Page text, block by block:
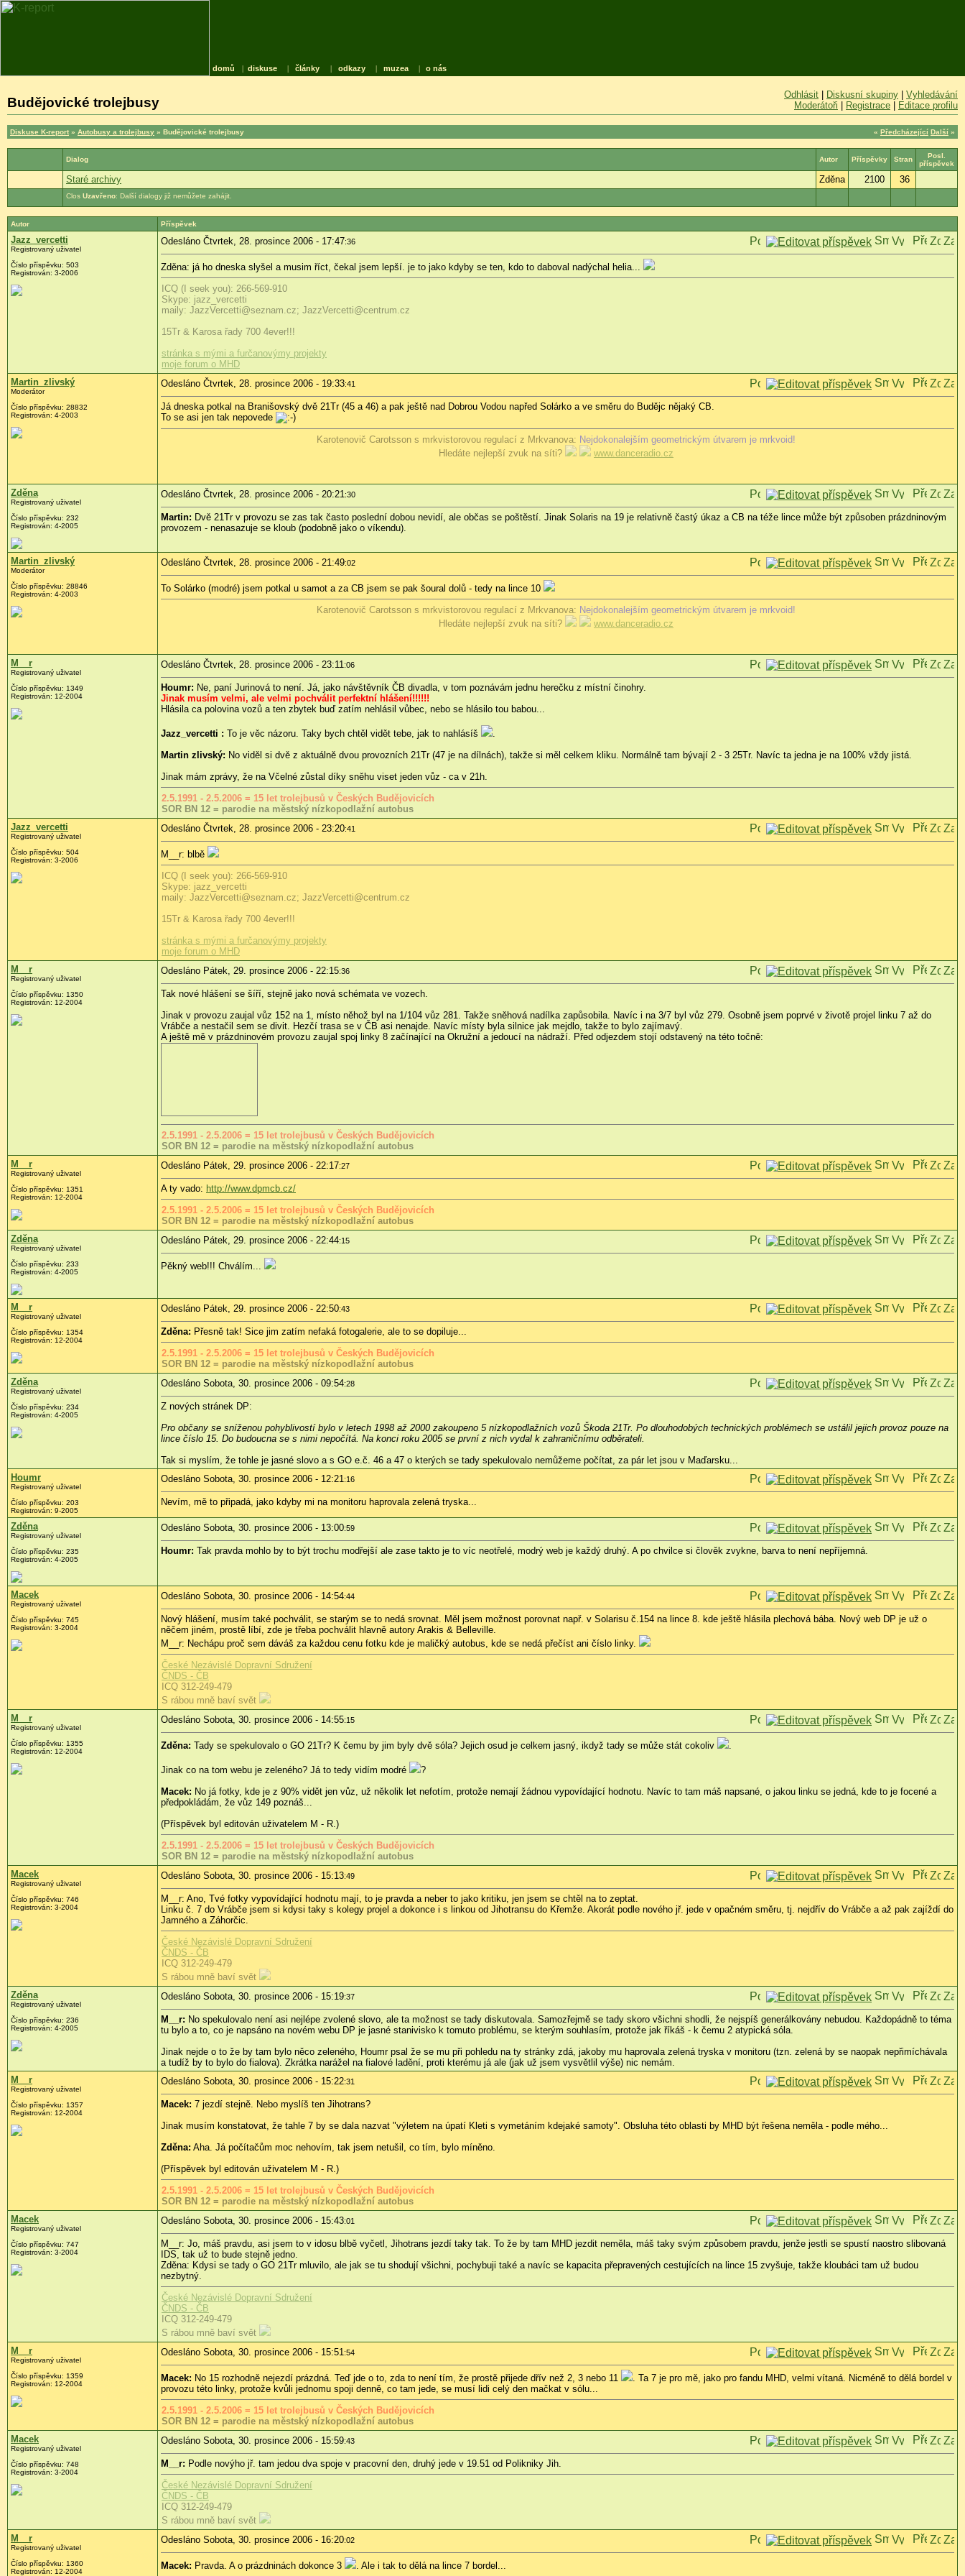
domů | diskuse | články | odkazy | muzea | o nás
Budějovické trolejbusy
Odhlásit Diskusní skupiny
Vyhledávání
Moderátoři
Registrace Editace profilu
Diskuse K-report » Autobusy a trolejbusy » Budějovické trolejbusy « Předcházející Další »
Dialog Autor Příspěvky Stran
Posl.
příspěvek
Staré archivy Zděna 2100 36
Uzavřeno: Další dialogy již nemůžete zahájit.
Autor Příspěvek
Jazz_vercetti
Registrovaný uživatel
Číslo příspěvku: 503
Registrován: 3-2006
Odesláno Čtvrtek, 28. prosince 2006 - 17:47:36
Zděna: já ho dneska slyšel a musim říct, čekal jsem lepší. je to jako kdyby se ten, kdo to daboval nadýchal helia...
ICQ (I seek you): 266-569-910
Skype: jazz_vercetti
maily: JazzVercetti@seznam.cz; JazzVercetti@centrum.cz
15Tr & Karosa řady 700 4ever!!!
stránka s mými a furčanovýmy projekty
moje forum o MHD
Martin_zlivský
Moderátor
Číslo příspěvku: 28832
Registrován: 4-2003
Odesláno Čtvrtek, 28. prosince 2006 - 19:33:41
Já dneska potkal na Branišovský dvě 21Tr (45 a 46) a pak ještě nad Dobrou Vodou napřed Solárko a ve směru do Budějc nějaký CB.
To se asi jen tak nepovede
Karotenovič Carotsson s mrkvistorovou regulací z Mrkvanova: Nejdokonalejším geometrickým útvarem je mrkvoid!
Hledáte nejlepší zvuk na síti?
www.danceradio.cz
Zděna
Registrovaný uživatel
Číslo příspěvku: 232
Registrován: 4-2005
Odesláno Čtvrtek, 28. prosince 2006 - 20:21:30
Martin: Dvě 21Tr v provozu se zas tak často poslední dobou nevidí, ale občas se poštěstí. Jinak Solaris na 19 je relativně častý úkaz a CB na téže lince může být způsoben prázdninovým
provozem - nenasazuje se kloub (podobně jako o víkendu).
Martin_zlivský
Moderátor
Číslo příspěvku: 28846
Registrován: 4-2003
Odesláno Čtvrtek, 28. prosince 2006 - 21:49:02
To Solárko (modré) jsem potkal u samot a za CB jsem se pak šoural dolů - tedy na lince 10
Karotenovič Carotsson s mrkvistorovou regulací z Mrkvanova: Nejdokonalejším geometrickým útvarem je mrkvoid!
Hledáte nejlepší zvuk na síti?
www.danceradio.cz
M__r
Registrovaný uživatel
Číslo příspěvku: 1349
Registrován: 12-2004
Odesláno Čtvrtek, 28. prosince 2006 - 23:11:06
Houmr: Ne, paní Jurinová to není. Já, jako návštěvník ČB divadla, v tom poznávám jednu herečku z místní činohry.
Jinak musím velmi, ale velmi pochválit perfektní hlášení!!!!!!
Hlásila ca polovina vozů a ten zbytek buď zatím nehlásil vůbec, nebo se hlásilo tou babou...
Jazz_vercetti : To je věc názoru. Taky bych chtěl vidět tebe, jak to nahlásíš
.
Martin zlivský: No viděl si dvě z aktuálně dvou provozních 21Tr (47 je na dílnách), takže si měl celkem kliku. Normálně tam bývají 2 - 3 25Tr. Navíc ta jedna je na 100% vždy jistá.
Jinak mám zprávy, že na Včelné zůstal díky sněhu viset jeden vůz - ca v 21h.
2.5.1991 - 2.5.2006 = 15 let trolejbusů v Českých Budějovicích
SOR BN 12 = parodie na městský nízkopodlažní autobus
Jazz_vercetti
Registrovaný uživatel
Číslo příspěvku: 504
Registrován: 3-2006
Odesláno Čtvrtek, 28. prosince 2006 - 23:20:41
M__r: blbě
ICQ (I seek you): 266-569-910
Skype: jazz_vercetti
maily: JazzVercetti@seznam.cz; JazzVercetti@centrum.cz
15Tr & Karosa řady 700 4ever!!!
stránka s mými a furčanovýmy projekty
moje forum o MHD
M__r
Registrovaný uživatel
Číslo příspěvku: 1350
Registrován: 12-2004
Odesláno Pátek, 29. prosince 2006 - 22:15:36
Tak nové hlášení se šíří, stejně jako nová schémata ve vozech.
Jinak v provozu zaujal vůz 152 na 1, místo něhož byl na 1/104 vůz 281. Takže sněhová nadílka zapůsobila. Navíc i na 3/7 byl vůz 279. Osobně jsem poprvé v životě projel linku 7 až do
Vrábče a nestačil sem se divit. Hezčí trasa se v ČB asi nenajde. Navíc místy byla silnice jak mejdlo, takže to bylo zajímavý.
A ještě mě v prázdninovém provozu zaujal spoj linky 8 začínající na Okružní a jedoucí na nádraží. Před odjezdem stojí odstavený na této točně:
2.5.1991 - 2.5.2006 = 15 let trolejbusů v Českých Budějovicích
SOR BN 12 = parodie na městský nízkopodlažní autobus
M__r
Registrovaný uživatel
Číslo příspěvku: 1351
Registrován: 12-2004
Odesláno Pátek, 29. prosince 2006 - 22:17:27
A ty vado: http://www.dpmcb.cz/
2.5.1991 - 2.5.2006 = 15 let trolejbusů v Českých Budějovicích
SOR BN 12 = parodie na městský nízkopodlažní autobus
Zděna
Registrovaný uživatel
Číslo příspěvku: 233
Registrován: 4-2005
Odesláno Pátek, 29. prosince 2006 - 22:44:15
Pěkný web!!! Chválím...
M__r
Registrovaný uživatel
Číslo příspěvku: 1354
Registrován: 12-2004
Odesláno Pátek, 29. prosince 2006 - 22:50:43
Zděna: Přesně tak! Sice jim zatím nefaká fotogalerie, ale to se dopiluje...
2.5.1991 - 2.5.2006 = 15 let trolejbusů v Českých Budějovicích
SOR BN 12 = parodie na městský nízkopodlažní autobus
Zděna
Registrovaný uživatel
Číslo příspěvku: 234
Registrován: 4-2005
Odesláno Sobota, 30. prosince 2006 - 09:54:28
Z nových stránek DP:
Pro občany se sníženou pohyblivostí bylo v letech 1998 až 2000 zakoupeno 5 nízkopodlažních vozů Škoda 21Tr. Po dlouhodobých technických problémech se ustálil jejich provoz pouze na
lince číslo 15. Do budoucna se s nimi nepočítá. Na konci roku 2005 se první z nich vydal k zahraničnímu odběrateli.
Tak si myslím, že tohle je jasné slovo a s GO e.č. 46 a 47 o kterých se tady spekulovalo nemůžeme počítat, za pár let jsou v Maďarsku...
Houmr
Registrovaný uživatel
Číslo příspěvku: 203
Registrován: 9-2005
Odesláno Sobota, 30. prosince 2006 - 12:21:16
Nevím, mě to připadá, jako kdyby mi na monitoru haprovala zelená tryska...
Zděna
Registrovaný uživatel
Číslo příspěvku: 235
Registrován: 4-2005
Odesláno Sobota, 30. prosince 2006 - 13:00:59
Houmr: Tak pravda mohlo by to být trochu modřejší ale zase takto je to víc neotřelé, modrý web je každý druhý. A po chvilce si člověk zvykne, barva to není nepříjemná.
Macek
Registrovaný uživatel
Číslo příspěvku: 745
Registrován: 3-2004
Odesláno Sobota, 30. prosince 2006 - 14:54:44
Nový hlášení, musím také pochválit, se starým se to nedá srovnat. Měl jsem možnost porovnat např. v Solarisu č.154 na lince 8. kde ještě hlásila plechová bába. Nový web DP je už o
něčem jiném, prostě líbí, zde je třeba pochválit hlavně autory Arakis & Belleville.
M__r: Nechápu proč sem dáváš za každou cenu fotku kde je maličký autobus, kde se nedá přečíst ani číslo linky.
České Nezávislé Dopravní Sdružení
ČNDS - ČB
ICQ 312-249-479
S rábou mně baví svět
M__r
Registrovaný uživatel
Číslo příspěvku: 1355
Registrován: 12-2004
Odesláno Sobota, 30. prosince 2006 - 14:55:15
Zděna: Tady se spekulovalo o GO 21Tr? K čemu by jim byly dvě sóla? Jejich osud je celkem jasný, ikdyž tady se může stát cokoliv .
Jinak co na tom webu je zeleného? Já to tedy vidím modré
?
Macek: No já fotky, kde je z 90% vidět jen vůz, už několik let nefotím, protože nemají žádnou vypovídající hodnotu. Navíc to tam máš napsané, o jakou linku se jedná, kde to je focené a
předpokládám, že vůz 149 poznáš...
(Příspěvek byl editován uživatelem M - R.)
2.5.1991 - 2.5.2006 = 15 let trolejbusů v Českých Budějovicích
SOR BN 12 = parodie na městský nízkopodlažní autobus
Macek
Registrovaný uživatel
Číslo příspěvku: 746
Registrován: 3-2004
Odesláno Sobota, 30. prosince 2006 - 15:13:49
M__r: Ano, Tvé fotky vypovídající hodnotu mají, to je pravda a neber to jako kritiku, jen jsem se chtěl na to zeptat.
Linku č. 7 do Vrábče jsem si kdysi taky s kolegy projel a dokonce i s linkou od Jihotransu do Křemže. Akorát podle nového jř. jede v opačném směru, tj. nejdřív do Vrábče a až pak zajíždí do
Jamného a Záhorčic.
České Nezávislé Dopravní Sdružení
ČNDS - ČB
ICQ 312-249-479
S rábou mně baví svět
Zděna
Registrovaný uživatel
Číslo příspěvku: 236
Registrován: 4-2005
Odesláno Sobota, 30. prosince 2006 - 15:19:37
M__r: No spekulovalo není asi nejlépe zvolené slovo, ale ta možnost se tady diskutovala. Samozřejmě se tady skoro všichni shodli, že nejspíš generálkovány nebudou. Každopádně to téma
tu bylo a to, co je napsáno na novém webu DP je jasné stanivisko k tomuto problému, se kterým souhlasím, protože jak říkáš - k čemu 2 atypická sóla.
Jinak nejde o to že by tam bylo něco zeleného, Houmr psal že se mu při pohledu na ty stránky zdá, jakoby mu haprovala zelená tryska v monitoru (tzn. zelená by se naopak nepřimíchávala
a tudíž by to bylo do fialova). Zkrátka narážel na fialové ladění, proti kterému já ale (jak už jsem vysvětlil výše) nic nemám.
M__r
Registrovaný uživatel
Číslo příspěvku: 1357
Registrován: 12-2004
Odesláno Sobota, 30. prosince 2006 - 15:22:31
Macek: 7 jezdí stejně. Nebo myslíš ten Jihotrans?
Jinak musím konstatovat, že tahle 7 by se dala nazvat "výletem na úpatí Kleti s vymetáním kdejaké samoty". Obsluha této oblasti by MHD být řešena neměla - podle mého...
Zděna: Aha. Já počítačům moc nehovím, tak jsem netušil, co tím, bylo míněno.
(Příspěvek byl editován uživatelem M - R.)
2.5.1991 - 2.5.2006 = 15 let trolejbusů v Českých Budějovicích
SOR BN 12 = parodie na městský nízkopodlažní autobus
Macek
Registrovaný uživatel
Číslo příspěvku: 747
Registrován: 3-2004
Odesláno Sobota, 30. prosince 2006 - 15:43:01
M__r: Jo, máš pravdu, asi jsem to v idosu blbě vyčetl, Jihotrans jezdí taky tak. To že by tam MHD jezdit neměla, máš taky svým způsobem pravdu, jenže jestli se spustí naostro slibovaná
IDS, tak už to bude stejně jedno.
Zděna: Kdysi se tady o GO 21Tr mluvilo, ale jak se tu shodují všichni, pochybuji také a navíc se kapacita přepravených cestujících na lince 15 zvyšuje, takže kloubáci tam už budou
nezbytný.
České Nezávislé Dopravní Sdružení
ČNDS - ČB
ICQ 312-249-479
S rábou mně baví svět
M__r
Registrovaný uživatel
Číslo příspěvku: 1359
Registrován: 12-2004
Odesláno Sobota, 30. prosince 2006 - 15:51:54
Macek: No 15 rozhodně nejezdí prázdná. Teď jde o to, zda to není tím, že prostě přijede dřív než 2, 3 nebo 11
. Ta 7 je pro mě, jako pro fandu MHD, velmi vítaná. Nicméně to dělá bordel v
provozu této linky, protože kvůli jednomu spoji denně, co tam jede, se musí lidi celý den mačkat v sólu...
2.5.1991 - 2.5.2006 = 15 let trolejbusů v Českých Budějovicích
SOR BN 12 = parodie na městský nízkopodlažní autobus
Macek
Registrovaný uživatel
Číslo příspěvku: 748
Registrován: 3-2004
Odesláno Sobota, 30. prosince 2006 - 15:59:43
M__r: Podle novýho jř. tam jedou dva spoje v pracovní den, druhý jede v 19.51 od Polikniky Jih.
České Nezávislé Dopravní Sdružení
ČNDS - ČB
ICQ 312-249-479
S rábou mně baví svět
M__r
Registrovaný uživatel
Číslo příspěvku: 1360
Registrován: 12-2004
Odesláno Sobota, 30. prosince 2006 - 16:20:02
Macek: Pravda. A o prázdninách dokonce 3 . Ale i tak to dělá na lince 7 bordel...